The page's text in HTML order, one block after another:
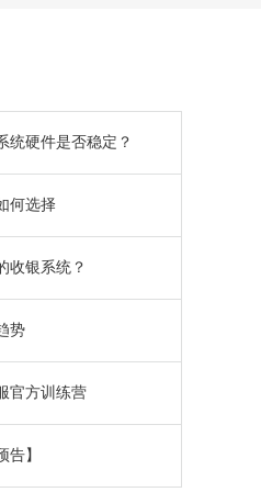
统硬件是否稳定？
何选择
收银系统？
势
官方训练营
告】